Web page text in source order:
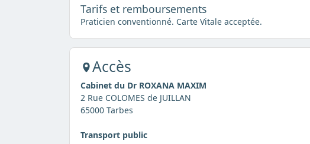
Tarifs et remboursements
Praticien conventionné. Carte Vitale acceptée.
Accès
Cabinet du Dr ROXANA MAXIM
2 Rue COLOMES de JUILLAN
65000 Tarbes
Transport public